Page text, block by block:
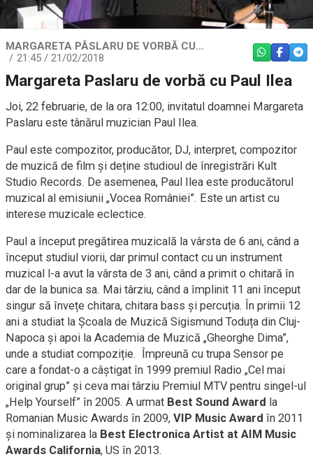
MARGARETA PÂSLARU DE VORBĂ CU...
21:45 / 21/02/2018
WHATSAPP
Margareta Paslaru de vorbă cu Paul Ilea
Joi, 22 februarie, de la ora 12:00, invitatul doamnei Margareta
Paslaru este tânărul muzician Paul Ilea.
Paul este compozitor, producător, DJ, interpret, compozitor
de muzică de film și deține studioul de înregistrări Kult
Studio Records. De asemenea, Paul Ilea este producătorul
muzical al emisiunii „Vocea României”. Este un artist cu
interese muzicale eclectice.
Paul a început pregătirea muzicală la vârsta de 6 ani, când a
început studiul viorii, dar primul contact cu un instrument
muzical l-a avut la vârsta de 3 ani, când a primit o chitară în
dar de la bunica sa. Mai târziu, când a împlinit 11 ani început
singur să învețe chitara, chitara bass și percuția. În primii 12
ani a studiat la Școala de Muzică Sigismund Toduța din Cluj-
Napoca și apoi la Academia de Muzică „Gheorghe Dima”,
unde a studiat compoziție. Împreună cu trupa Sensor pe
care a fondat-o a câștigat în 1999 premiul Radio „Cel mai
original grup” și ceva mai târziu Premiul MTV pentru singel-ul
„Help Yourself” în 2005. A urmat Best Sound Award la
Romanian Music Awards în 2009, VIP Music Award în 2011
și nominalizarea la Best Electronica Artist at AIM Music
Awards California, US în 2013.